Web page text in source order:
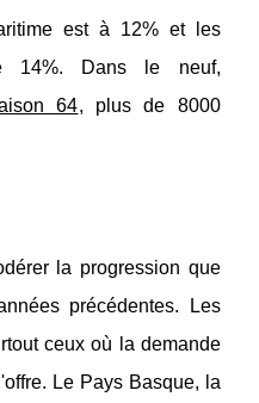
est à 12% et les
14%. Dans le neuf,
64, plus de 8000
la progression que
précédentes. Les
ceux où la demande
Le Pays Basque, la